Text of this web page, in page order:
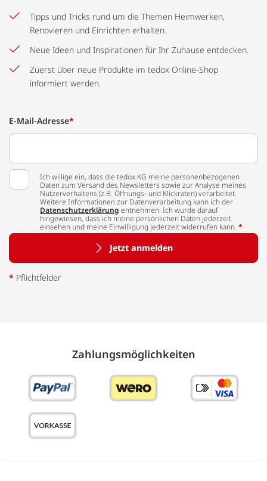
Tipps und Tricks rund um die Themen Heimwerken,
Renovieren und Einrichten erhalten.
Neue Ideen und Inspirationen für Ihr Zuhause entdecken.
Zuerst über neue Produkte im tedox Online-Shop
informiert werden.
E-Mail-Adresse*
Ich willige ein, dass die tedox KG meine personenbezogenen
Daten zum Versand des Newsletters sowie zur Analyse meines
Nutzerverhaltens (z.B. Öffnungs- und Klickraten) verarbeitet.
Weitere Informationen zur Datenverarbeitung kann ich der
Datenschutzerklärung entnehmen. Ich wurde darauf
hingewiesen, dass ich meine persönlichen Daten jederzeit
einsehen und meine Einwilligung jederzeit widerrufen kann. *
Jetzt anmelden
* Pflichtfelder
Zahlungs­möglich­keiten